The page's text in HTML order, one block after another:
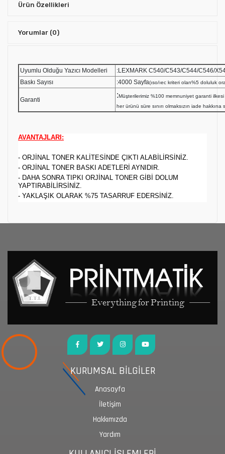
Ürün Özellikleri
Yorumlar (0)
Uyumlu Olduğu Yazıcı Modelleri
:LEXMARK C540/C543/C544/C546/
Baskı Sayısı
:4000 Sayfa(ıso/ıec kriteri olan%5 doluluk
Garanti
:Müşterilerimiz %100 memnuniyet garanti
her ürünü süre sınırı olmaksızın iade hakkına
AVANTAJLARI:
- ORJİNAL TONER KALİTESİNDE ÇIKTI ALABİLİRSİNİZ.
- ORJİNAL TONER BASKI ADETLERİ AYNIDIR.
- DAHA SONRA TIPKI ORJİNAL TONER GİBİ DOLUM
YAPTIRABİLİRSİNİZ.
- YAKLAŞIK OLARAK %75 TASARRUF EDERSİNİZ.
KURUMSAL BİLGİLER
Anasayfa
İletişim
Hakkımızda
Yardım